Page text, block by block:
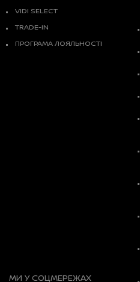
VIDI SELECT
TRADE-IN
ПРОГРАМА ЛОЯЛЬНОСТІ
МИ У СОЦМЕРЕЖАХ